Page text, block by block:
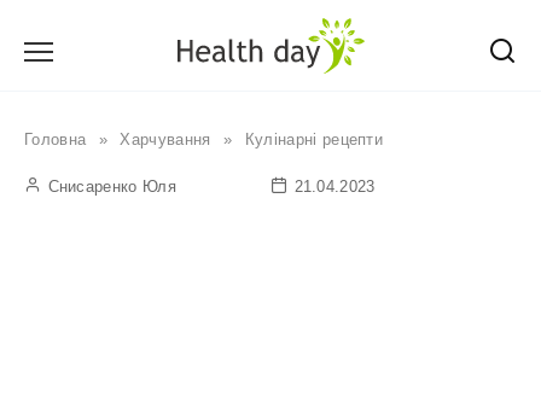
Головна » Харчування » Кулінарні рецепти
Снисаренко Юля 21.04.2023